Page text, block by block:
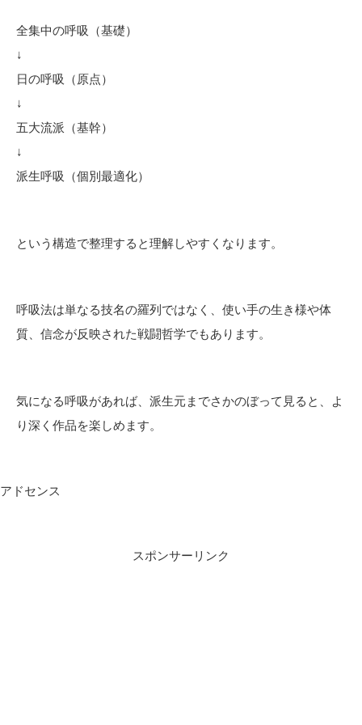
全集中の呼吸（基礎）
↓
日の呼吸（原点）
↓
五大流派（基幹）
↓
派生呼吸（個別最適化）
という構造で整理すると理解しやすくなります。
呼吸法は単なる技名の羅列ではなく、使い手の生き様や体
質、信念が反映された戦闘哲学でもあります。
気になる呼吸があれば、派生元までさかのぼって見ると、よ
り深く作品を楽しめます。
アドセンス
スポンサーリンク